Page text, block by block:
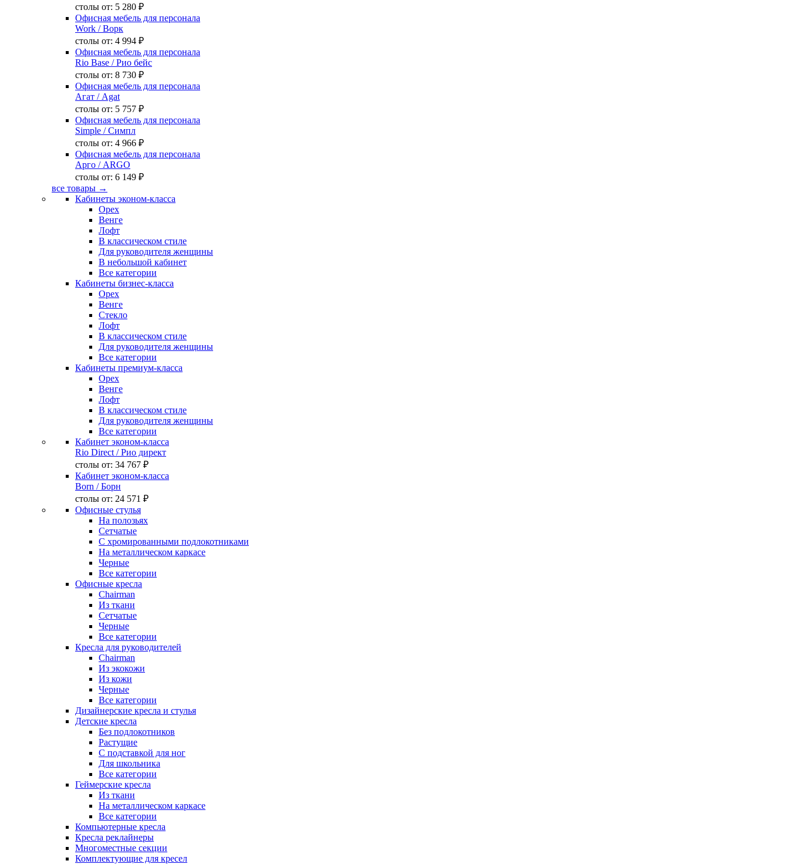
столы от: 5 280 ₽
Офисная мебель для персонала
Work / Ворк
столы от: 4 994 ₽
Офисная мебель для персонала
Rio Base / Рио бейс
столы от: 8 730 ₽
Офисная мебель для персонала
Агат / Agat
столы от: 5 757 ₽
Офисная мебель для персонала
Simple / Симпл
столы от: 4 966 ₽
Офисная мебель для персонала
Арго / ARGO
столы от: 6 149 ₽
все товары →
Кабинеты эконом-класса
Орех
Венге
Лофт
В классическом стиле
Для руководителя женщины
В небольшой кабинет
Все категории
Кабинеты бизнес-класса
Орех
Венге
Стекло
Лофт
В классическом стиле
Для руководителя женщины
Все категории
Кабинеты премиум-класса
Орех
Венге
Лофт
В классическом стиле
Для руководителя женщины
Все категории
Кабинет эконом-класса
Rio Direct / Рио директ
столы от: 34 767 ₽
Кабинет эконом-класса
Born / Борн
столы от: 24 571 ₽
Офисные стулья
На полозьях
Сетчатые
С хромированными подлокотниками
На металлическом каркасе
Черные
Все категории
Офисные кресла
Chairman
Из ткани
Сетчатые
Черные
Все категории
Кресла для руководителей
Chairman
Из экокожи
Из кожи
Черные
Все категории
Дизайнерские кресла и стулья
Детские кресла
Без подлокотников
Растущие
С подставкой для ног
Для школьника
Все категории
Геймерские кресла
Из ткани
На металлическом каркасе
Все категории
Компьютерные кресла
Кресла реклайнеры
Многоместные секции
Комплектующие для кресел